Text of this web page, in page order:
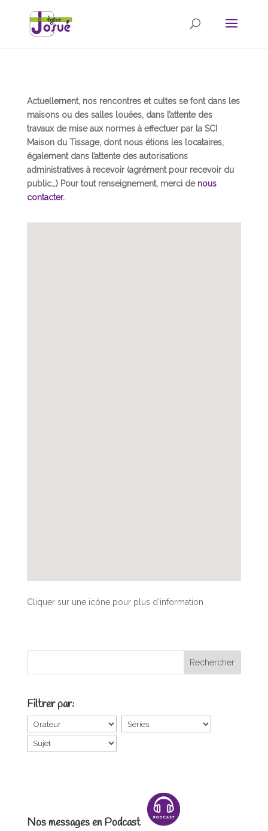
Actuellement, nos rencontres et cultes se font dans les
maisons ou des salles louées, dans l’attente des
travaux de mise aux normes à effectuer par la SCI
Maison du Tissage, dont nous étions les locataires,
également dans l’attente des autorisations
administratives à recevoir (agrément pour recevoir du
public…) Pour tout renseignement, merci de nous
contacter.
Cliquer sur une icône pour plus d’information
Filtrer par:
Nos messages en Podcast